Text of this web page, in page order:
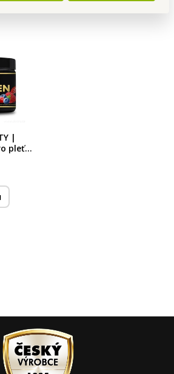
|
pleť,
F,
a